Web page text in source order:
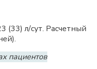
(33) л/сут. Расчетный
пациентов